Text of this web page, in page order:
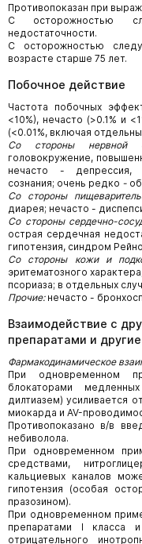
Противопоказан при
С осторожностью
недостаточности.
С осторожностью
возрасте старше 75 лет.
Побочное действие
Частота побочных
<10%), нечасто (>0.1% и
(<0.01%, включая
Со стороны нервной
головокружение,
нечасто - депрессия,
сознания; очень редко -
Со стороны
диарея; нечасто -
Со стороны сердечно-
острая сердечная
гипотензия, синдром
Со стороны кожи и
эритематозного
псориаза; в отдельных
Прочие: нечасто -
Взаимодействие с
препаратами и
Фармакодинамическое
При одновременном
блокаторами
дилтиазем) усиливается
миокарда и AV-
Противопоказано в/в
небиволола.
При одновременном
средствами,
кальциевых каналов
гипотензия (особая
празозином).
При одновременном
препаратами I класса
отрицательного